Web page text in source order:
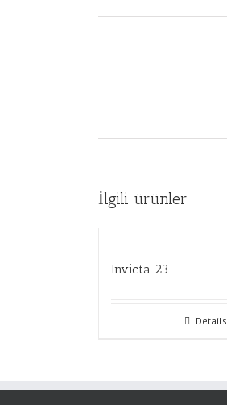
İlgili ürünler
Invicta 23
Details